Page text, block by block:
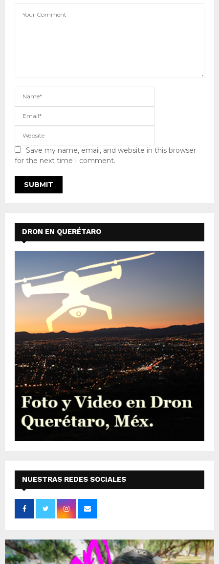
Save my name, email, and website in this browser
for the next time I comment.
DRON EN QUERÉTARO
NUESTRAS REDES SOCIALES